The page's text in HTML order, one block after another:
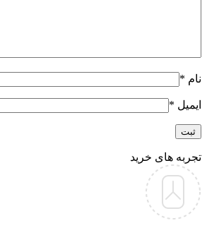
نام *
ایمیل *
تجربه های خرید